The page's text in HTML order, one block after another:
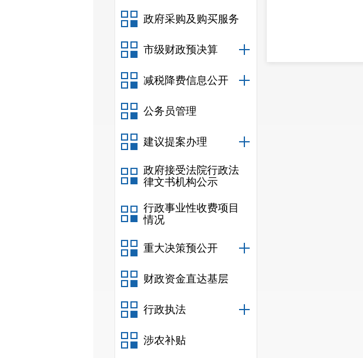
政府采购及购买服务
市级财政预决算
减税降费信息公开
公务员管理
建议提案办理
政府接受法院行政法
律文书机构公示
行政事业性收费项目
情况
重大决策预公开
财政资金直达基层
行政执法
涉农补贴